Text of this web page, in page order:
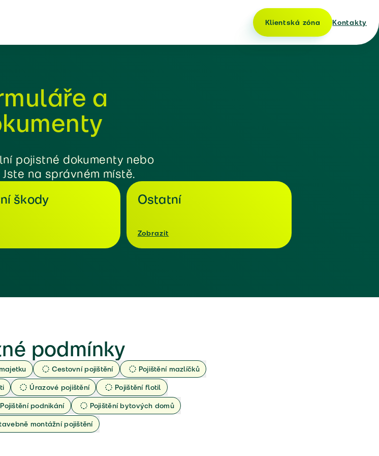
Klientská zóna Kontakty
a
pojistné dokumenty nebo
na správném místě.
škody Ostatní
Zobrazit
podmínky
Cestovní pojištění
Pojištění mazlíčků
Úrazové pojištění
Pojištění flotil
Pojištění podnikání
Pojištění bytových domů
montážní pojištění